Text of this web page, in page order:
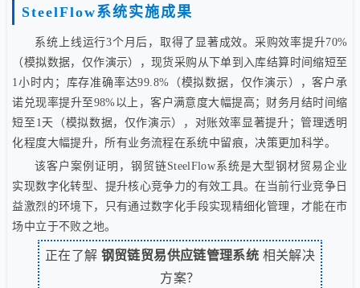
SteelFlow系统实施成果
系统上线运行3个月后，取得了显著成效。采购效率提升70%
（模拟数据，仅作演示），现货采购从下单到入库结算时间缩短至
1小时内；库存准确率达99.8%（模拟数据，仅作演示），客户承
诺兑现率提升至98%以上，客户满意度大幅提高；财务月结时间缩
短至1天（模拟数据，仅作演示），对账效率显著提升；管理透明
化程度大幅提升，所有业务流程在系统中留痕，决策更加科学。
该客户案例证明，钢贸链SteelFlow系统是大型钢材贸易企业
实现数字化转型、提升核心竞争力的有效工具。在当前行业竞争日
益激烈的环境下，只有通过数字化手段实现精细化管理，才能在市
场中立于不败之地。
正在了解 钢贸链贸易供应链管理系统 相关解决
方案？